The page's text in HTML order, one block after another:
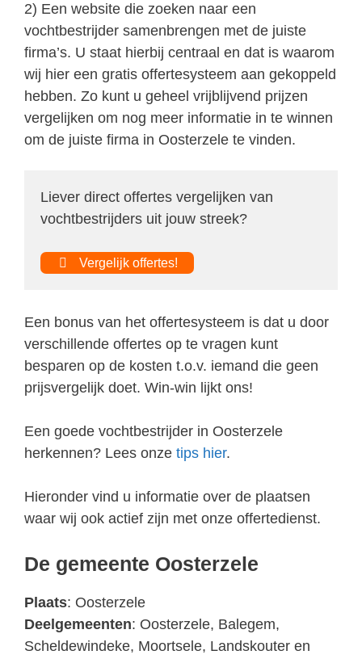
2) Een website die zoeken naar een
vochtbestrijder samenbrengen met de juiste
firma’s. U staat hierbij centraal en dat is waarom
wij hier een gratis offertesysteem aan gekoppeld
hebben. Zo kunt u geheel vrijblijvend prijzen
vergelijken om nog meer informatie in te winnen
om de juiste firma in Oosterzele te vinden.
Liever direct offertes vergelijken van
vochtbestrijders uit jouw streek?
Vergelijk offertes!
Een bonus van het offertesysteem is dat u door
verschillende offertes op te vragen kunt
besparen op de kosten t.o.v. iemand die geen
prijsvergelijk doet. Win-win lijkt ons!
Een goede vochtbestrijder in Oosterzele
herkennen? Lees onze tips hier.
Hieronder vind u informatie over de plaatsen
waar wij ook actief zijn met onze offertedienst.
De gemeente Oosterzele
Plaats: Oosterzele
Deelgemeenten: Oosterzele, Balegem,
Scheldewindeke, Moortsele, Landskouter en